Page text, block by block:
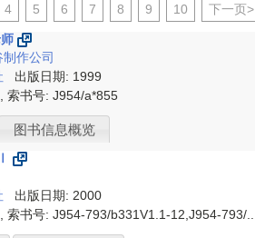
4 5 6 7 8 9 10 下一页>
作公司
出版日期: 1999
索书号:J954/a*855
图书信息概览
出版日期: 2000
索书号:J954-793/b331V1.1-12,J954-793/...